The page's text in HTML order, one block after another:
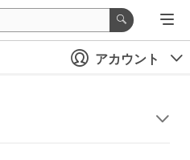
アカウント